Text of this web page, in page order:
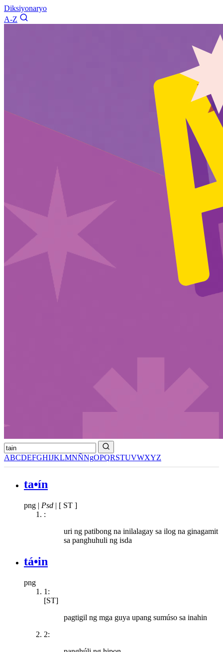
Diksiyonaryo
A-Z
ABCDEFGHIJKLMNÑNgOPQRSTUVWXYZ
ta•ín
png | Psd | [ ST ]
:
uri ng patibong na inilalagay sa ilog na ginagamit
sa panghuhuli ng isda
tá•in
png
1:
[ST]
pagtigil ng mga guya upang sumúso sa inahin
2: